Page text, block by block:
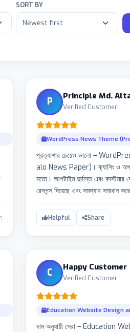
SORT BY
P Principle Md.
Verified Customer
WordPress News Theme
প্রত্যাশার চেয়েও ভালো –
alo News Paper)। ক্যাশিং ও
মতো। আপটাইম দুর্দান্ত এবং কাস্টমার
রেসপন্স দিয়েছে এবং সমস্যার সমাধান
Helpful Share
C Happy Customer
Verified Customer
Education Website Design
দাম অনুযায়ী সেরা – Education